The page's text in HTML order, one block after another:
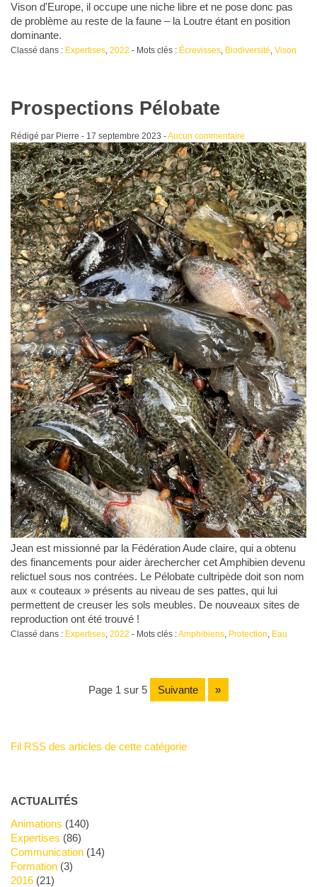
Vison d'Europe, il occupe une niche libre et ne pose donc pas
de problème au reste de la faune – la Loutre étant en position
dominante.
Classé dans : Expertises, 2022 - Mots clés : Écrevisses, Biodiversité, Vison
Prospections Pélobate
Rédigé par Pierre - 17 septembre 2023 -Aucun commentaire
Jean est missionné par la Fédération Aude claire, qui a obtenu
des financements pour aider àrechercher cet Amphibien devenu
relictuel sous nos contrées. Le Pélobate cultripède doit son nom
aux « couteaux » présents au niveau de ses pattes, qui lui
permettent de creuser les sols meubles. De nouveaux sites de
reproduction ont été trouvé !
Classé dans : Expertises, 2022 - Mots clés :Amphibiens, Protection, Eau
page 1 sur 5 suivante »
Fil RSS des articles de cette catégorie
ACTUALITÉS
Animations (140)
Expertises (86)
Communication(14)
Formation(3)
2016(21)